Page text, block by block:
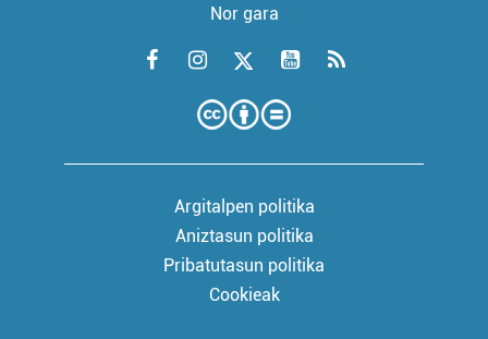
Nor gara
Argitalpen politika
Aniztasun politika
Pribatutasun politika
Cookieak